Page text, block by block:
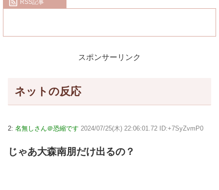
RSS記事
スポンサーリンク
ネットの反応
2: 名無しさん＠恐縮です 2024/07/25(木) 22:06:01.72 ID:+7SyZvmP0
じゃあ大森南朋だけ出るの？